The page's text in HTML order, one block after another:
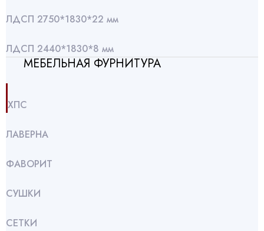
ЛДСП 2750*1830*22 мм
ЛДСП 2440*1830*8 мм
МЕБЕЛЬНАЯ ФУРНИТУРА
ХПС
ЛАВЕРНА
ФАВОРИТ
СУШКИ
СЕТКИ